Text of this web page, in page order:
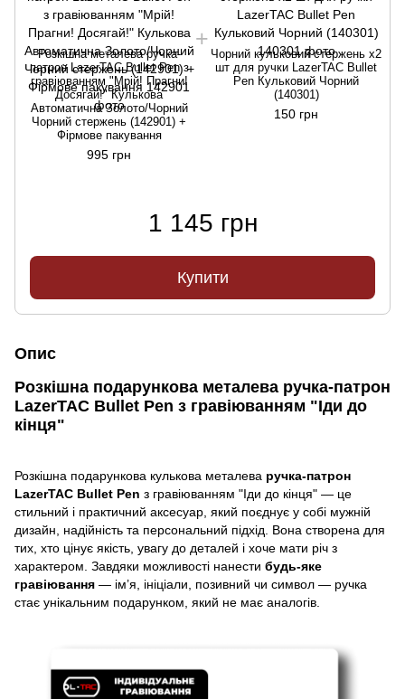
Розкішна металева ручка-
патрон LazerTAC Bullet Pen з
гравіюванням "Мрій! Прагни!
Досягай!" Кулькова
Автоматична Золото/Чорний
Чорний стержень (142901) +
Фірмове пакування
995 грн
Чорний кульковий стержень х2
шт для ручки LazerTAC Bullet
Pen Кульковий Чорний
(140301)
150 грн
1 145 грн
Купити
Опис
Розкішна подарункова металева ручка-патрон
LazerTAC Bullet Pen з гравіюванням "Іди до
кінця"
Розкішна подарункова кулькова металева ручка-патрон
LazerTAC Bullet Pen з гравіюванням "Іди до кінця" — це
стильний і практичний аксесуар, який поєднує у собі мужній
дизайн, надійність та персональний підхід. Вона створена для
тих, хто цінує якість, увагу до деталей і хоче мати річ з
характером. Завдяки можливості нанести будь-яке
гравіювання — ім’я, ініціали, позивний чи символ — ручка
стає унікальним подарунком, який не має аналогів.